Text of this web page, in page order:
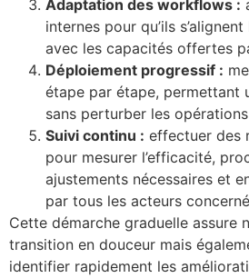
Adaptation des workflows :
internes pour qu’ils
avec les capacités offertes
Déploiement progressif :
étape par étape, permettant
sans perturber les
Suivi continu : effectuer des
pour mesurer l’efficacité,
ajustements nécessaires et
par tous les acteurs
Cette démarche graduelle assure
transition en douceur mais
identifier rapidement les